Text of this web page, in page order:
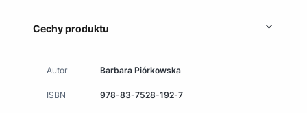
Cechy produktu
Autor Barbara Piórkowska
ISBN 978-83-7528-192-7